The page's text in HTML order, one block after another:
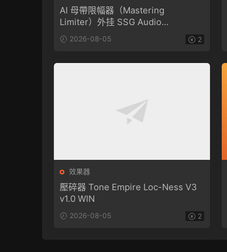
AI 母帶限幅器（Mastering
Limiter）外挂 SSG Audio
Loudness PRO v1.1.104 MacOS
2026-08-05 2
效果器
壓碎器 Tone Empire Loc-Ness V3
v1.0 WIN
2026-08-05 2